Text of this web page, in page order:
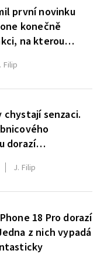
první novinku
konečně
na kterou
čekají roky
Filip
chystají senzaci.
dorazí
Bot a bude
J. Filip
18 Pro dorazí
z nich vypadá